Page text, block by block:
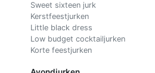
Sweet sixteen jurk
Kerstfeestjurken
Little black dress
Low budget cocktailjurken
Korte feestjurken